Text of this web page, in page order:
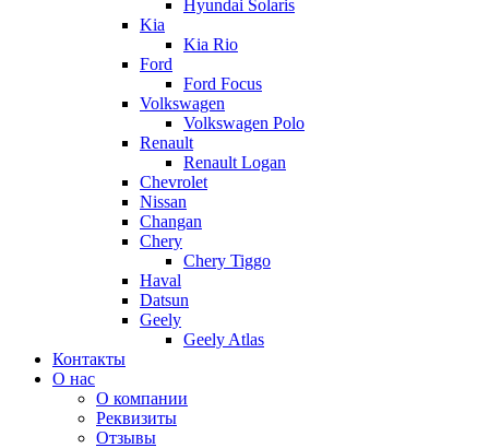
Hyundai Solaris
Kia
Kia Rio
Ford
Ford Focus
Volkswagen
Volkswagen Polo
Renault
Renault Logan
Chevrolet
Nissan
Changan
Chery
Chery Tiggo
Haval
Datsun
Geely
Geely Atlas
Контакты
О нас
О компании
Реквизиты
Отзывы